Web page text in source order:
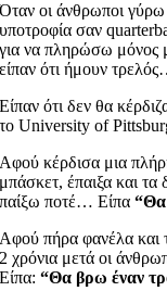
Όταν οι άνθρωποι
υποτροφία σαν
για να πληρώσω μόνος
είπαν ότι ήμουν
Είπαν ότι δεν θα
το University of
Αφού κέρδισα μια
μπάσκετ, έπαιξα και
παίξω ποτέ… Είπα“Θα
Αφού πήρα φανέλα και
2 χρόνια μετά οι
Είπα:“Θα βρω έναν